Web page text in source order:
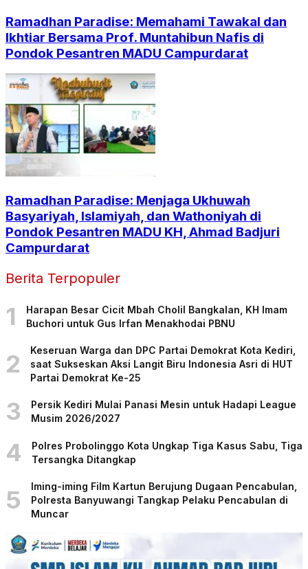
Ramadhan Paradise: Memahami Tawakal dan
Ikhtiar Bersama Prof. Muntahibun Nafis di
Pondok Pesantren MADU Campurdarat
Ramadhan Paradise: Menjaga Ukhuwah
Basyariyah, Islamiyah, dan Wathoniyah di
Pondok Pesantren MADU KH, Ahmad Badjuri
Campurdarat
Berita Terpopuler
1
Harapan Besar Cicit Mbah Cholil Bangkalan, KH Imam
Buchori untuk Gus Irfan Menakhodai PBNU
2
Keseruan Warga dan DPC Partai Demokrat Kota Kediri,
saat Sukseskan Aksi Langit Biru Indonesia Asri di HUT
Partai Demokrat Ke-25
3
Persik Kediri Mulai Panasi Mesin untuk Hadapi League
Musim 2026/2027
4
Polres Probolinggo Kota Ungkap Tiga Kasus Sabu, Tiga
Tersangka Ditangkap
5
Iming-iming Film Kartun Berujung Dugaan Pencabulan,
Polresta Banyuwangi Tangkap Pelaku Pencabulan di
Muncar